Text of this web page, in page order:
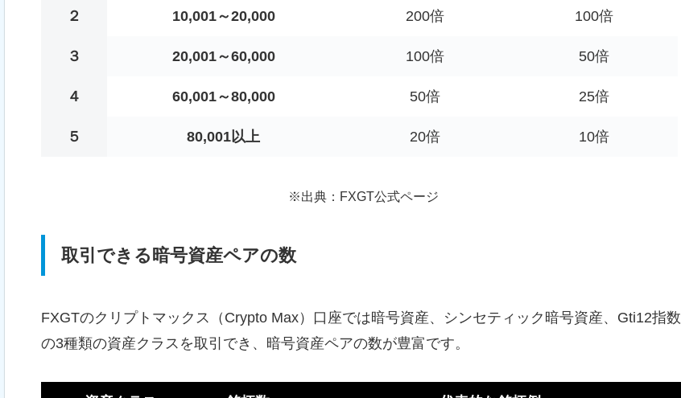
２ 10,001～20,000 200倍 100倍
３ 20,001～60,000 100倍 50倍
４ 60,001～80,000 50倍 25倍
５ 80,001以上 20倍 10倍
※出典：FXGT公式ページ
取引できる暗号資産ペアの数
FXGTのクリプトマックス（Crypto Max）口座では暗号資産、シンセティック暗号資産、Gti12指数
の3種類の資産クラスを取引でき、暗号資産ペアの数が豊富です。